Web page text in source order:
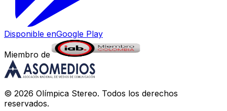
Disponible enGoogle Play
Miembro de
© 2026 Olímpica Stereo. Todos los derechos
reservados.